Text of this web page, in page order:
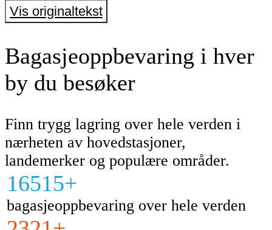
Vis originaltekst
Bagasjeoppbevaring i hver
by du besøker
Finn trygg lagring over hele verden i
nærheten av hovedstasjoner,
landemerker og populære områder.
16515+
bagasjeoppbevaring over hele verden